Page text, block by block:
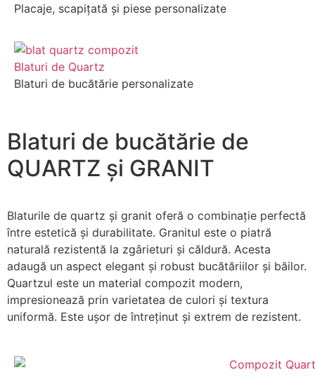
Placaje, scapițată și piese personalizate
Blaturi de Quartz
Blaturi de bucătărie personalizate
Blaturi de bucătărie de
QUARTZ și GRANIT
Blaturile de quartz și granit oferă o combinație perfectă
între estetică și durabilitate. Granitul este o piatră
naturală rezistentă la zgârieturi și căldură. Acesta
adaugă un aspect elegant și robust bucătăriilor și băilor.
Quartzul este un material compozit modern,
impresionează prin varietatea de culori și textura
uniformă. Este ușor de întreținut și extrem de rezistent.